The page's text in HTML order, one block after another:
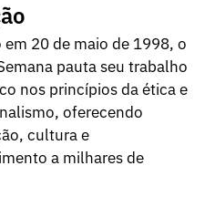
em 20 de maio de 1998, o
pauta seu trabalho
nos princípios da ética e
oferecendo
cultura e
a milhares de